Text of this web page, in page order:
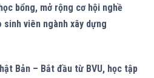
bổng, mở rộng cơ hội nghề
sinh viên ngành xây dựng
Bản – Bắt đầu từ BVU, học tập